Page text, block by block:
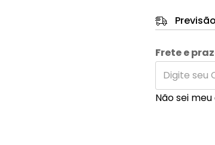
Frete e
Não sei